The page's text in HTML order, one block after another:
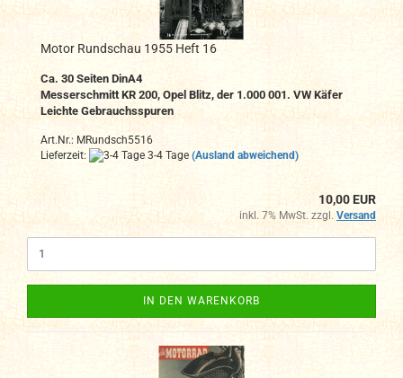
Motor Rundschau 1955 Heft 16
Ca. 30 Seiten DinA4
Messerschmitt KR 200, Opel Blitz, der 1.000 001. VW Käfer
Leichte Gebrauchsspuren
Art.Nr.: MRundsch5516
Lieferzeit:
3-4 Tage (Ausland abweichend)
10,00 EUR
inkl. 7% MwSt. zzgl. Versand
IN DEN WARENKORB